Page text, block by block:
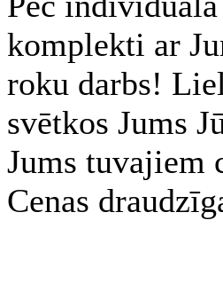
komplekti ar
roku darbs!
svētkos Jums
Jums tuvajiem
Cenas